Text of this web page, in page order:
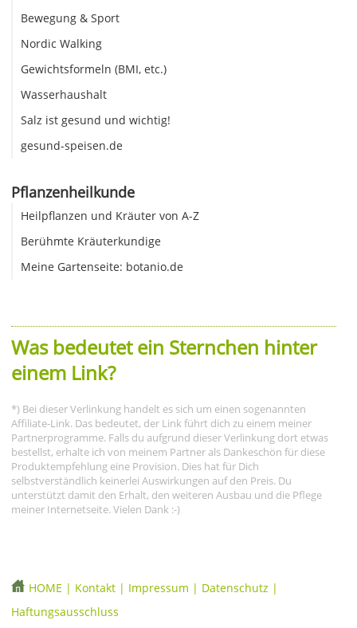
Bewegung & Sport
Nordic Walking
Gewichtsformeln (BMI, etc.)
Wasserhaushalt
Salz ist gesund und wichtig!
gesund-speisen.de
Pflanzenheilkunde
Heilpflanzen und Kräuter von A-Z
Berühmte Kräuterkundige
Meine Gartenseite: botanio.de
Was bedeutet ein Sternchen hinter
einem Link?
*) Bei dieser Verlinkung handelt es sich um einen sogenannten
Affiliate-Link. Das bedeutet, der Link führt dich zu einem meiner
Partnerprogramme. Falls du aufgrund dieser Verlinkung dort etwas
bestellst, erhalte ich von meinem Partner als Dankeschön für diese
Produktempfehlung eine Provision. Dies hat für Dich
selbstverständlich keinerlei Auswirkungen auf den Preis. Du
unterstützt damit den Erhalt, den weiteren Ausbau und die Pflege
meiner Internetseite. Vielen Dank :-)
HOME | Kontakt | Impressum | Datenschutz |
Haftungsausschluss